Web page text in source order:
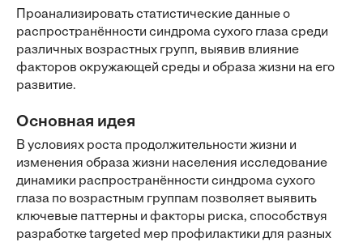
Проанализировать статистические данные о
распространённости синдрома сухого глаза среди
различных возрастных групп, выявив влияние
факторов окружающей среды и образа жизни на его
развитие.
Основная идея
В условиях роста продолжительности жизни и
изменения образа жизни населения исследование
динамики распространённости синдрома сухого
глаза по возрастным группам позволяет выявить
ключевые паттерны и факторы риска, способствуя
разработке targeted мер профилактики для разных